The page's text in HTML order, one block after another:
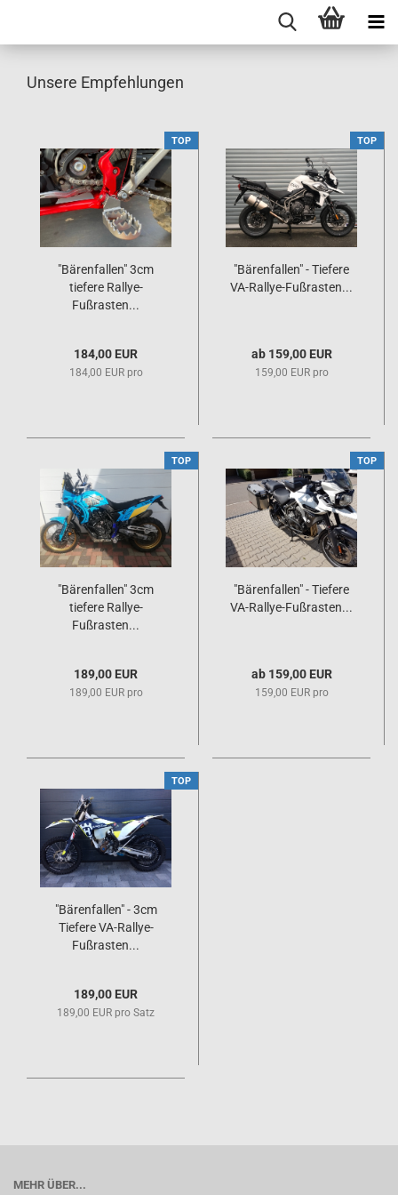
Unsere Empfehlungen
TOP
"Bärenfallen" 3cm
tiefere Rallye-
Fußrasten...
184,00 EUR
184,00 EUR pro
TOP
"Bärenfallen" - Tiefere
VA-Rallye-Fußrasten...
ab 159,00 EUR
159,00 EUR pro
TOP
"Bärenfallen" 3cm
tiefere Rallye-
Fußrasten...
189,00 EUR
189,00 EUR pro
TOP
"Bärenfallen" - Tiefere
VA-Rallye-Fußrasten...
ab 159,00 EUR
159,00 EUR pro
TOP
"Bärenfallen" - 3cm
Tiefere VA-Rallye-
Fußrasten...
189,00 EUR
189,00 EUR pro Satz
MEHR ÜBER...